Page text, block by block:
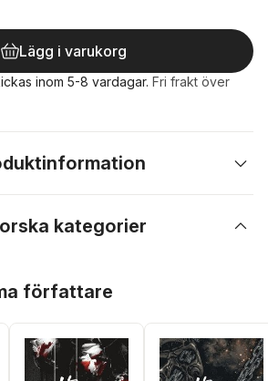
Lägg i varukorg
inom 5-8 vardagar. Fri frakt över
kategorier
författare